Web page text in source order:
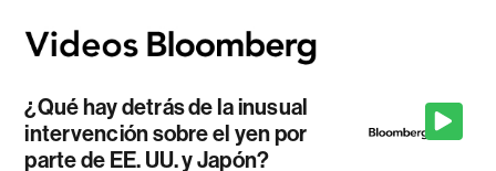
¿Qué hay detrás de la inusual
intervención sobre el yen por
parte de EE. UU. y Japón?